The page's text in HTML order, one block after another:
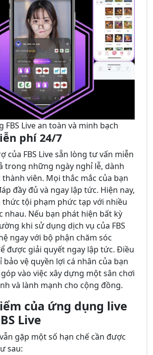
FBS Live an toàn và minh bạch
phí 24/7
của FBS Live sẵn lòng tư vấn miễn
trong những ngày nghỉ lễ, dành
thành viên. Mọi thắc mắc của bạn
đầy đủ và ngay lập tức. Hiện nay,
thức tội phạm phức tạp với nhiều
nhau. Nếu bạn phát hiện bất kỳ
khi sử dụng dịch vụ của FBS
ngay với bộ phận chăm sóc
được giải quyết ngay lập tức. Điều
bảo vệ quyền lợi cá nhân của bạn
vào việc xây dựng một sân chơi
và lành mạnh cho cộng đồng.
của ứng dụng live
Live
gặp một số hạn chế cần được
sau: